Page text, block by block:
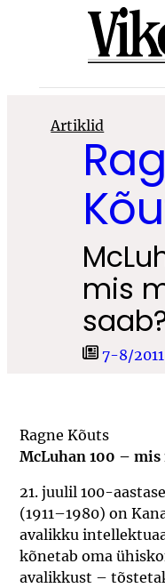
Artiklid
mis
7-8/2011
Ragne Kõuts
McLuhan 100 – mis
21. juulil 100-
(1911–1980) on
avalikku
kõnetab oma
avalikkust –